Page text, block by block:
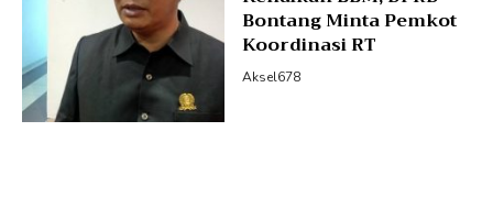
Bontang Minta Pemkot
Koordinasi RT
Aksel678